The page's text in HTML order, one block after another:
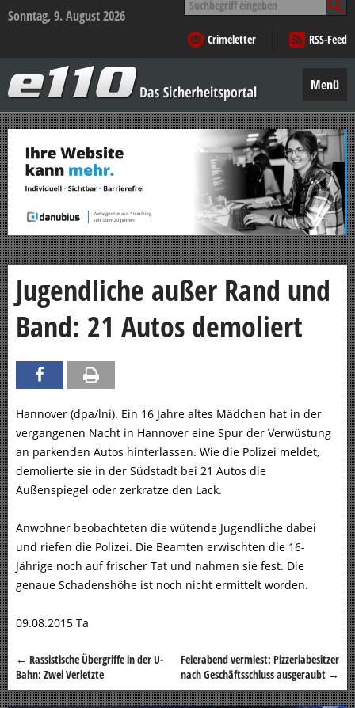
Sonntag, 9. August 2026
nach:
Crimeletter
RSS-Feed
–
Das
Sicherheitsportal
Menü
Zum
Inhalt
springen
Jugendliche außer Rand und
Band: 21 Autos demoliert
Hannover (dpa/lni). Ein 16 Jahre altes Mädchen hat in der
vergangenen Nacht in Hannover eine Spur der Verwüstung
an parkenden Autos hinterlassen. Wie die Polizei meldet,
demolierte sie in der Südstadt bei 21 Autos die
Außenspiegel oder zerkratze den Lack.
Anwohner beobachteten die wütende Jugendliche dabei
und riefen die Polizei. Die Beamten erwischten die 16-
Jährige noch auf frischer Tat und nahmen sie fest. Die
genaue Schadenshöhe ist noch nicht ermittelt worden.
09.08.2015 Ta
Beitragsnavigation
← Rassistische Übergriffe in der U-
Bahn: Zwei Verletzte
Feierabend vermiest: Pizzeriabesitzer
nach Geschäftsschluss ausgeraubt →